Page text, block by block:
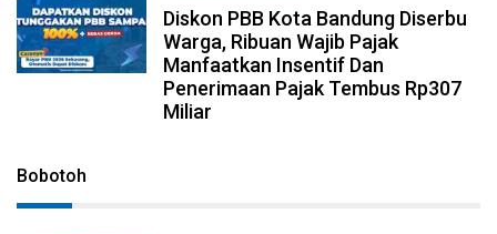
Diskon PBB Kota Bandung Diserbu
Warga, Ribuan Wajib Pajak
Manfaatkan Insentif Dan
Penerimaan Pajak Tembus Rp307
Miliar
Bobotoh